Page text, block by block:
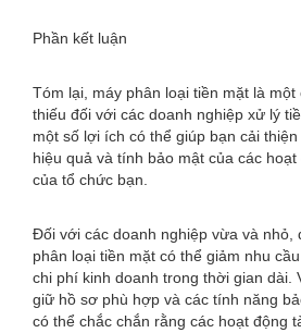
Phần kết luận
Tóm lại, máy phân loại tiền mặt là
thiếu đối với các doanh nghiệp xử lý
một số lợi ích có thể giúp bạn cải
hiệu quả và tính bảo mật của các
của tổ chức bạn.
Đối với các doanh nghiệp vừa và nhỏ,
phân loại tiền mặt có thể giảm nhu
chi phí kinh doanh trong thời gian dài.
giữ hồ sơ phù hợp và các tính năng
có thể chắc chắn rằng các hoạt động